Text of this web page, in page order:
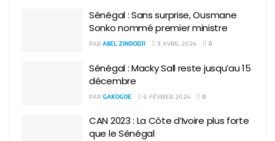
Sénégal : Sans surprise, Ousmane
Sonko nommé premier ministre
PAR ABEL ZINDODJI 3 AVRIL 2024 0
Sénégal : Macky Sall reste jusqu’au 15
décembre
PAR GAKOGOE 6 FÉVRIER 2024 0
CAN 2023 : La Côte d’Ivoire plus forte
que le Sénégal